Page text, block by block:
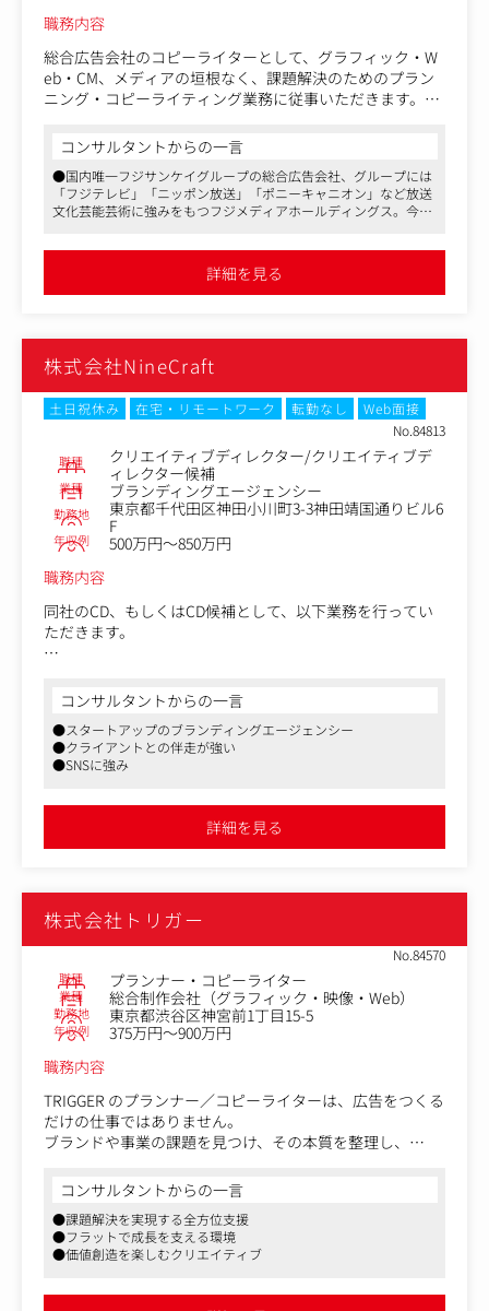
職務内容
総合広告会社のコピーライターとして、グラフィック・W
eb・CM、メディアの垣根なく、課題解決のためのプラン
ニング・コピーライティング業務に従事いただきます。コ
ーションキャンペーン、ほか多種多様なクリエイティブソ
リューションを行って、国内・海外のあらゆるコミュニケ
ーション戦略の企画・制作を手掛けていただきます。
コンサルタントからの一言
●国内唯一フジサンケイグループの総合広告会社、グループには
「フジテレビ」「ニッポン放送」「ポニーキャニオン」など放送
文化芸能芸術に強みをもつフジメディアホールディングス。今回
●マス媒体の扱い比重も高く、国民的アイドルに世界的アーティ
ストのプロモーションをはじめ、東京国際映画祭や大型スポーツ
イベント、映画・アニメ製作委員会への出資など、人気エンタメ
詳細を見る
株式会社NineCraft
土日祝休み 在宅・リモートワーク 転勤なし
Web面接
No.84813
職種
クリエイティブディレクター/クリエイティブデ
ィレクター候補
業種 ブランディングエージェンシー
勤務地
東京都千代田区神田小川町3-3神田靖国通りビル6
F
年収例
500万円～850万円
職務内容
同社のCD、もしくはCD候補として、以下業務を行ってい
ただきます。
目的・問題・課題の前提を整理し、ブランド課題の本質を
掘り起こす
映像・コピー・デジタル・PR・空間など手段にとらわれ
ず、問いから答えを導くコミュニケーション戦略とクリエ
イティブコンセプトを設計
て担う（部分的な関与ではなく前段から）
デザイン・コピー・映像・UIなど、各クリエイターのアウ
トプットを束ねるディレクション
3.クライアントフロント提案
経営層・ブランド担当者への直接提案
「きれいなプレゼン」より「本質をついた対話」を大切に
する
クライアントから意志を引き出し、共に育てる長期的な関
4.チームでの協働
ブランドプロデューサー（PM）・デザインプロデューサ
孤独なクリエイターではなく、チームのクリエイティブ機
能を担うポジション
コンサルタントからの一言
●スタートアップのブランディングエージェンシー
●クライアントとの伴走が強い
●SNSに強み
詳細を見る
株式会社トリガー
No.84570
職種 プランナー・コピーライター
業種 総合制作会社（グラフィック・映像・Web）
勤務地 東京都渋谷区神宮前1丁目15-5
年収例
375万円～900万円
職務内容
TRIGGER のプランナー／コピーライターは、広告をつくる
だけの仕事ではありません。
ブランドや事業の課題を見つけ、その本質を整理し、
を動かす言葉を通じて、
未来を設計していく仕事です。
ナショナルクライアントから自治体、スタートアップまで
――多様な業界のプロジェクトで、上流の戦略設計から、
コンセプト開発、コピーライティング、企画実行までを一
コンサルタントからの一言
●課題解決を実現する全方位支援
●フラットで成長を支える環境
●価値創造を楽しむクリエイティブ